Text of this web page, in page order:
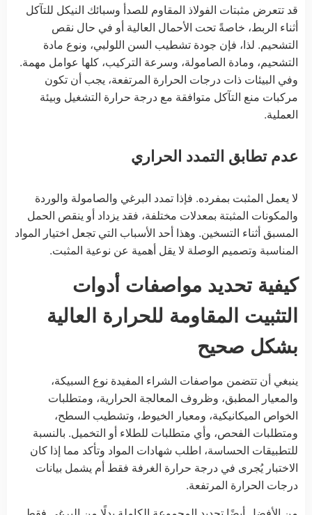
قد تتعرض مثبتات الفولاذ المقاوم للصدأ وسبائك النيكل للتآكل
أثناء الربط، خاصةً تحت الأحمال العالية أو في حال نقص
التشحيم. لذا، فإن جودة تشطيب السن اللولبي، ونوع مادة
التشحيم، ومادة الصامولة، وسرعة التركيب، كلها عوامل مهمة.
وفي البيئات ذات درجات الحرارة المرتفعة، يجب أن تكون
مركبات منع التآكل متوافقة مع درجة حرارة التشغيل وبيئة
العملية.
عدم تطابق التمدد الحراري
لا يعمل المثبت بمفرده. فإذا تمدد البرغي والصامولة والوردة
والمكونات المثبتة بمعدلات مختلفة، فقد يزداد أو ينقص الحمل
المسبق أثناء التسخين. وهذا أحد الأسباب التي تجعل اختيار المواد
المناسبة وتصميم الوصلة لا يقل أهمية عن نوعية المثبت.
كيفية تحديد مواصفات أدوات
التثبيت المقاومة للحرارة العالية
بشكل صحيح
ينبغي أن تتضمن مواصفات الشراء المفيدة نوع السبيكة،
والمعيار المطبق، وظروف المعالجة الحرارية، ومتطلبات
الخواص الميكانيكية، ومعيار الخيوط، وتشطيب السطح،
ومتطلبات الفحص، وأي متطلبات للطلاء أو التخميل. بالنسبة
للتطبيقات الحساسة، اطلب شهادات المواد وتأكد مما إذا كان
الاختبار يُجرى في درجة حرارة الغرفة فقط أم يشمل بيانات
درجات الحرارة المرتفعة.